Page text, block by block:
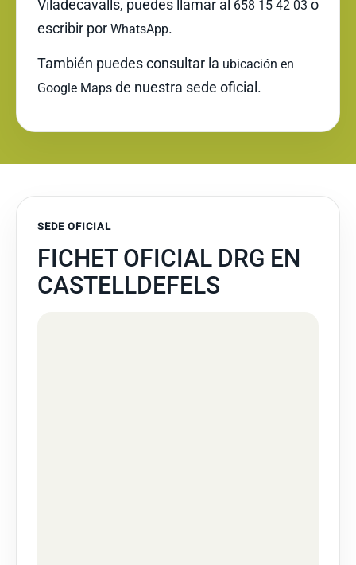
Viladecavalls, puedes llamar al 658 15 42 03 o
escribir por WhatsApp.
También puedes consultar la ubicación en
Google Maps de nuestra sede oficial.
SEDE OFICIAL
FICHET OFICIAL DRG EN
CASTELLDEFELS